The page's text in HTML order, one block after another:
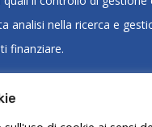
analisi nella ricerca e
finanziare.